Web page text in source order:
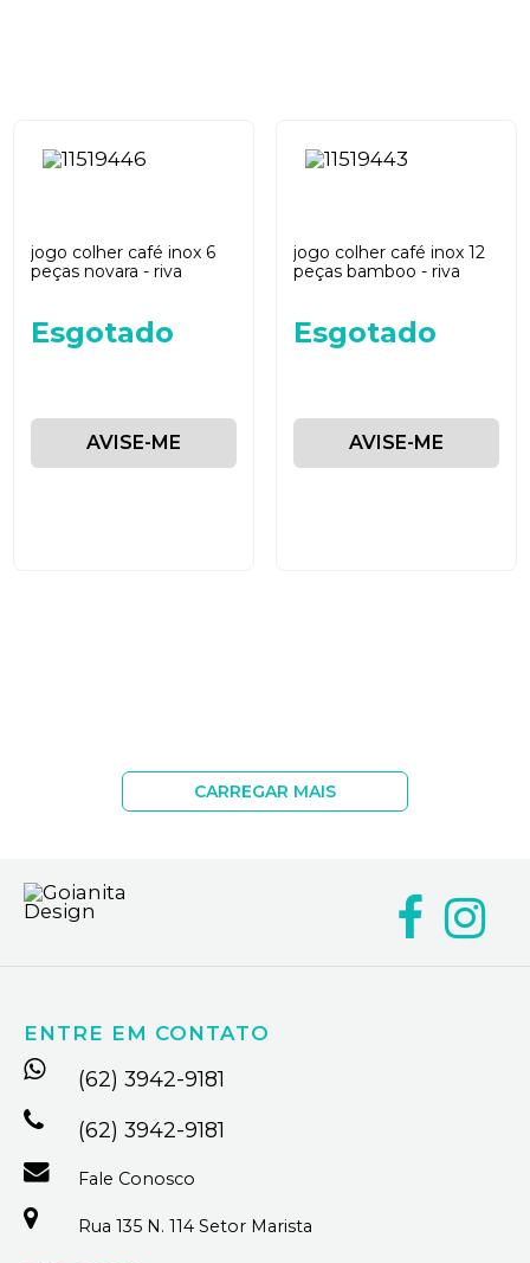
jogo colher café inox 6
peças novara - riva
Esgotado
AVISE-ME
jogo colher café inox 12
peças bamboo - riva
Esgotado
AVISE-ME
CARREGAR MAIS
ENTRE EM CONTATO
(62) 3942-9181
(62) 3942-9181
Fale Conosco
Rua 135 N. 114 Setor Marista